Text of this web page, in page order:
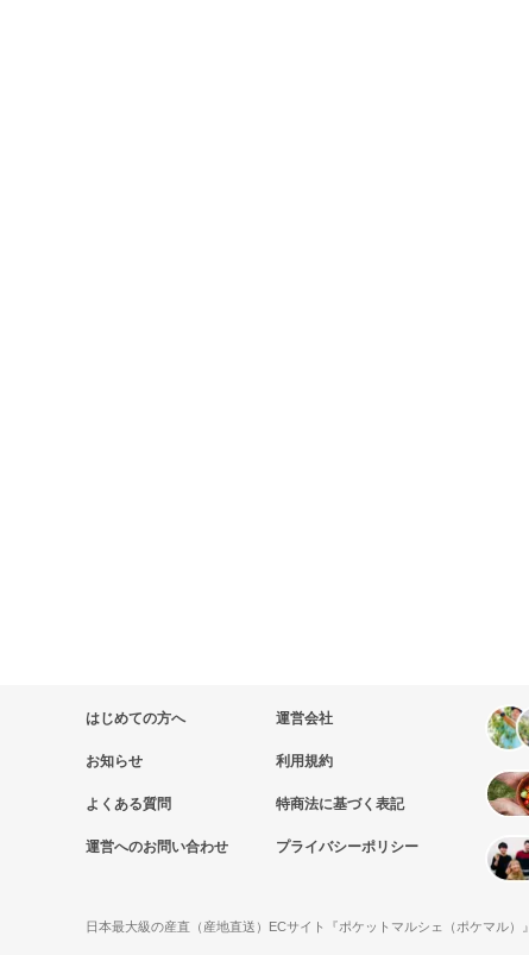
はじめての方へ
お知らせ
よくある質問
運営へのお問い合わせ
運営会社
利用規約
特商法に基づく表記
プライバシーポリシー
日本最大級の産直（産地直送）ECサイト『ポケットマルシェ（ポケマル）』